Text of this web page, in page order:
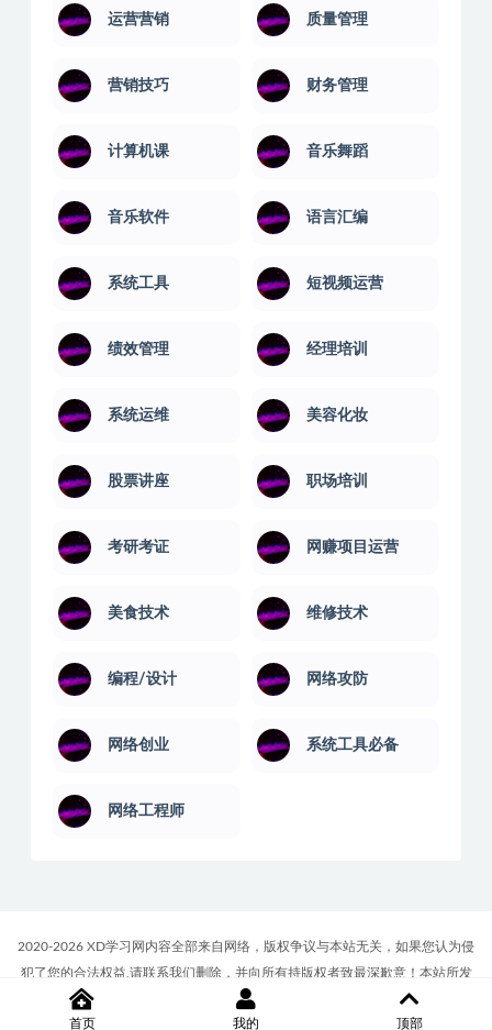
运营营销 质量管理
营销技巧 财务管理
计算机课 音乐舞蹈
音乐软件 语言汇编
系统工具 短视频运营
绩效管理 经理培训
系统运维 美容化妆
股票讲座 职场培训
考研考证 网赚项目运营
美食技术 维修技术
编程/设计 网络攻防
网络创业 系统工具必备
网络工程师
2020-2026 XD学习网内容全部来自网络，版权争议与本站无关，如果您认为侵
犯了您的合法权益,请联系我们删除，并向所有持版权者致最深歉意！本站所发
布的一切学习教程、软件等资料仅限用于学习体验和研究目的；请自觉下载后
24小时内删除，如果您喜欢该资料，请支持正版！商务合作或版权联系邮箱
首页 我的 顶部